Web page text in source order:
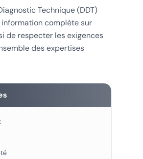
Technique (DDT)
complète sur
de respecter les exigences
des expertises